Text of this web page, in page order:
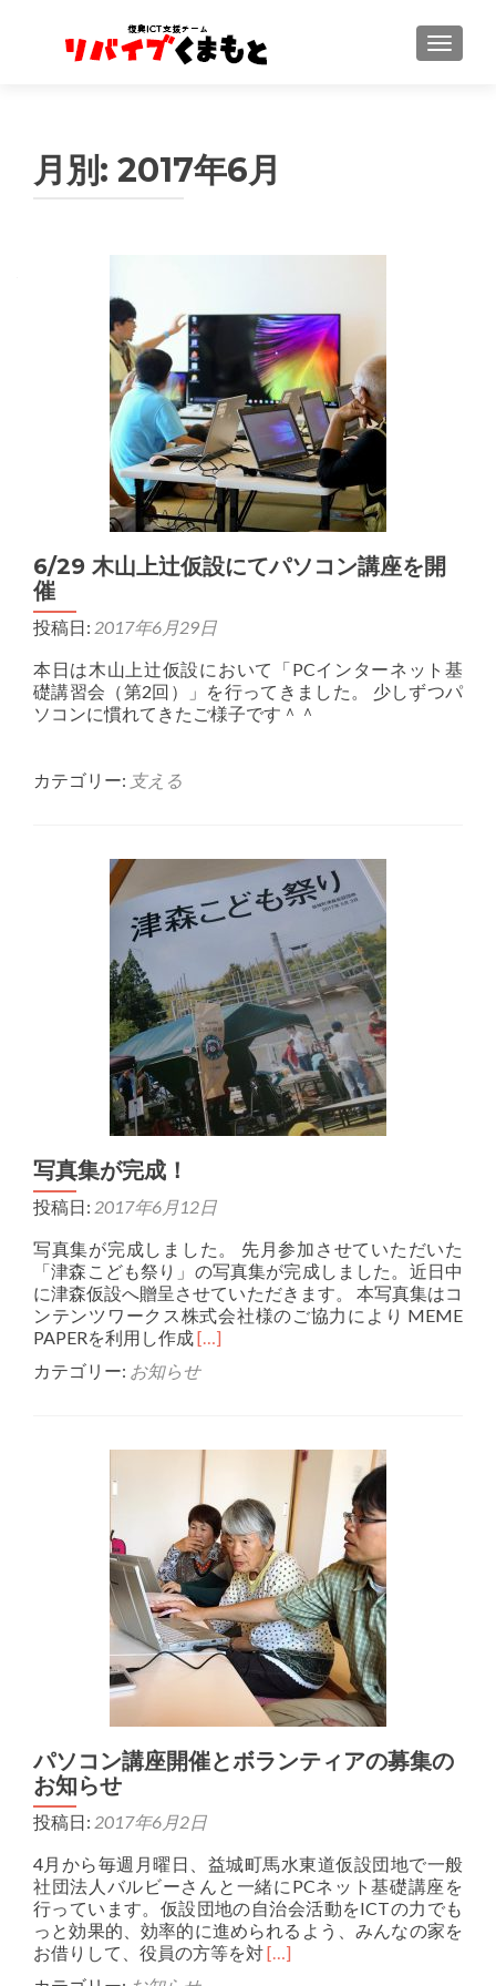
ナビゲ
月別: 2017年6月
6/29 木山上辻仮設にてパソコン講座を開
催
投稿日: 2017年6月29日
本日は木山上辻仮設において「PCインターネット基
礎講習会（第2回）」を行ってきました。 少しずつパ
ソコンに慣れてきたご様子です＾＾
カテゴリー: 支える
写真集が完成！
投稿日: 2017年6月12日
写真集が完成しました。 先月参加させていただいた
「津森こども祭り」の写真集が完成しました。近日中
に津森仮設へ贈呈させていただきます。 本写真集はコ
ンテンツワークス株式会社様のご協力により MEME
PAPERを利用し作成Read
about
集
が
完
成！
[…]
カテゴリー: お知らせ
パソコン講座開催とボランティアの募集の
お知らせ
投稿日: 2017年6月2日
4月から毎週月曜日、益城町馬水東道仮設団地で一般
社団法人バルビーさんと一緒にPCネット基礎講座を
行っています。仮設団地の自治会活動をICTの力でも
っと効果的、効率的に進められるよう、みんなの家を
お借りして、役員の方等を対Read
[…]